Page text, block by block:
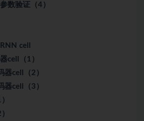
数验证（4）
cell
cell（1）
器cell（2）
器cell（3）